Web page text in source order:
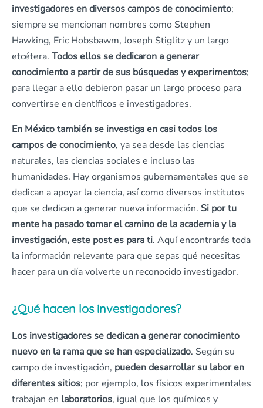
investigadores en diversos campos de conocimiento;
siempre se mencionan nombres como Stephen
Hawking, Eric Hobsbawm, Joseph Stiglitz y un largo
etcétera. Todos ellos se dedicaron a generar
conocimiento a partir de sus búsquedas y experimentos;
para llegar a ello debieron pasar un largo proceso para
convertirse en científicos e investigadores.
En México también se investiga en casi todos los
campos de conocimiento, ya sea desde las ciencias
naturales, las ciencias sociales e incluso las
humanidades. Hay organismos gubernamentales que se
dedican a apoyar la ciencia, así como diversos institutos
que se dedican a generar nueva información. Si por tu
mente ha pasado tomar el camino de la academia y la
investigación, este post es para ti. Aquí encontrarás toda
la información relevante para que sepas qué necesitas
hacer para un día volverte un reconocido investigador.
¿Qué hacen los investigadores?
Los investigadores se dedican a generar conocimiento
nuevo en la rama que se han especializado. Según su
campo de investigación, pueden desarrollar su labor en
diferentes sitios; por ejemplo, los físicos experimentales
trabajan en laboratorios, igual que los químicos y